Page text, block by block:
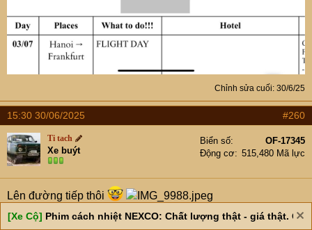
Chỉnh sửa cuối: 30/6/25
15:30 30/06/2025 #260
Ti tach
Xe buýt
Biển số
OF-17345
Động cơ
515,480 Mã lực
Lên đường tiếp thôi
Tiếp
[Xe Cộ] Phim cách nhiệt NEXCO: Chất lượng thật - giá thật. Giá